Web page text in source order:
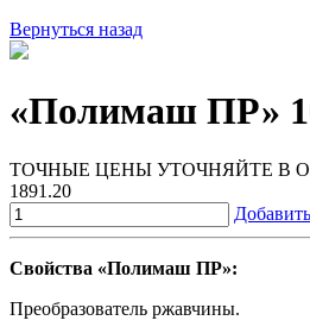
Вернуться назад
«Полимаш ПР»
ТОЧНЫЕ ЦЕНЫ УТОЧНЯЙТЕ В
1891.20
Свойства «Полимаш ПР»:
Преобразователь ржавчины.